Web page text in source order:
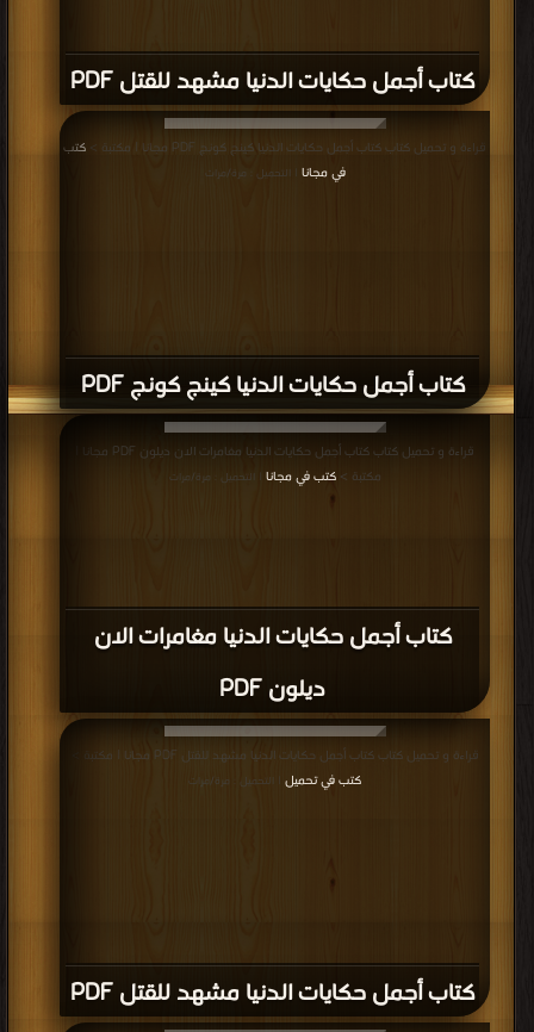
كتاب أجمل حكايات الدنيا مشهد للقتل PDF
كتاب أجمل حكايات الدنيا كينج كونج PDF
قراءة و تحميل كتاب كتاب أجمل حكايات الدنيا كينج كونج PDF مجانا | مكتبة >
كتب
في مجانا | التحميل : مرة/مرات
كتاب أجمل حكايات الدنيا مغامرات الان
ديلون PDF
قراءة و تحميل كتاب كتاب أجمل حكايات الدنيا مغامرات الان ديلون PDF مجانا |
مكتبة >كتب في مجانا | التحميل : مرة/مرات
كتاب أجمل حكايات الدنيا مشهد للقتل PDF
قراءة و تحميل كتاب كتاب أجمل حكايات الدنيا مشهد للقتل PDF مجانا | مكتبة >
كتب في تحميل
| التحميل : مرة/مرات